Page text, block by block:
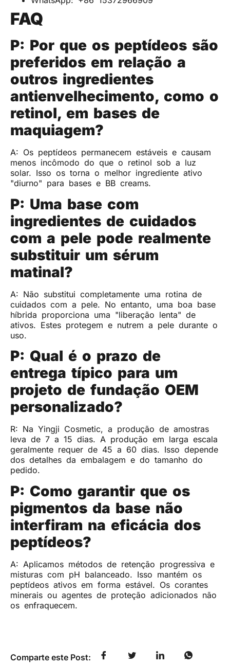
FAQ
P: Por que os peptídeos são
preferidos em relação a
outros ingredientes
antienvelhecimento, como o
retinol, em bases de
maquiagem?
A: Os peptídeos permanecem estáveis ​​e causam
menos incômodo do que o retinol sob a luz
solar. Isso os torna o melhor ingrediente ativo
"diurno" para bases e BB creams.
P: Uma base com
ingredientes de cuidados
com a pele pode realmente
substituir um sérum
matinal?
A: Não substitui completamente uma rotina de
cuidados com a pele. No entanto, uma boa base
híbrida proporciona uma "liberação lenta" de
ativos. Estes protegem e nutrem a pele durante o
uso.
P: Qual é o prazo de
entrega típico para um
projeto de fundação OEM
personalizado?
R: Na Yingji Cosmetic, a produção de amostras
leva de 7 a 15 dias. A produção em larga escala
geralmente requer de 45 a 60 dias. Isso depende
dos detalhes da embalagem e do tamanho do
pedido.
P: Como garantir que os
pigmentos da base não
interfiram na eficácia dos
peptídeos?
A: Aplicamos métodos de retenção progressiva e
misturas com pH balanceado. Isso mantém os
peptídeos ativos em forma estável. Os corantes
minerais ou agentes de proteção adicionados não
os enfraquecem.
Comparte este Post: